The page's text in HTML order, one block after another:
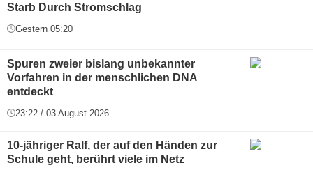
Starb Durch Stromschlag
Gestern 05:20
Spuren zweier bislang unbekannter
Vorfahren in der menschlichen DNA
entdeckt
23:22 / 03 August 2026
10-jähriger Ralf, der auf den Händen zur
Schule geht, berührt viele im Netz